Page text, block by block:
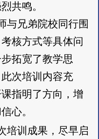
共鸣。
与兄弟院校同行围
核方式等具体问
拓宽了教学思
次培训内容充
指明了方向，增
心。
培训成果，尽早启